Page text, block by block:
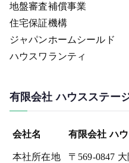
地盤審査補償事業
住宅保証機構
ジャパンホームシールド
ハウスワランティ
有限会社 ハウスステー
会社名 有限会社 ハ
本社所在地
〒569-0847